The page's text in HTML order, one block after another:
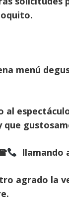
menú
al
que
llamando
agrado la